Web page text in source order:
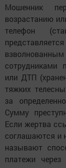
Мошенник
возрастанию
телефон
взволнованным
сотрудниками
или ДТП
тяжких
за
Сумму
Если жертва
соглашаются и
называют
платежи